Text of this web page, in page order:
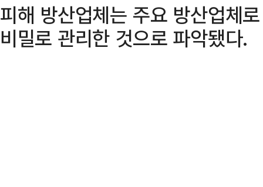
피해 방산업체는 주요 방산업체
비밀로 관리한 것으로 파악됐다.